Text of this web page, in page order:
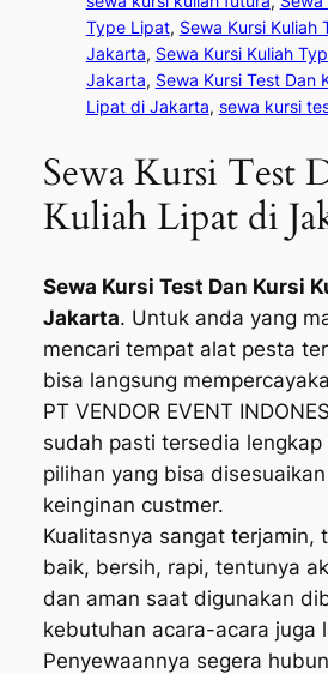
Type Lipat, Sewa Kursi Kuliah
Jakarta, Sewa Kursi Kuliah
Jakarta, Sewa Kursi Test Dan
Lipat di Jakarta, sewa kursi
Sewa Kursi Test
Kuliah Lipat di
Sewa Kursi Test Dan Kursi
Jakarta. Untuk anda yang
mencari tempat alat pesta
bisa langsung
PT VENDOR EVENT
sudah pasti tersedia
pilihan yang bisa
keinginan custmer.
Kualitasnya sangat terjamin,
baik, bersih, rapi, tentunya
dan aman saat digunakan
kebutuhan acara-acara juga
Penyewaannya segera